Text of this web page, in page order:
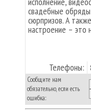
свадебные
сюрпризов. А
настроение – это
Телефоны:
Сообщите нам
обязательно, если есть
ошибка: